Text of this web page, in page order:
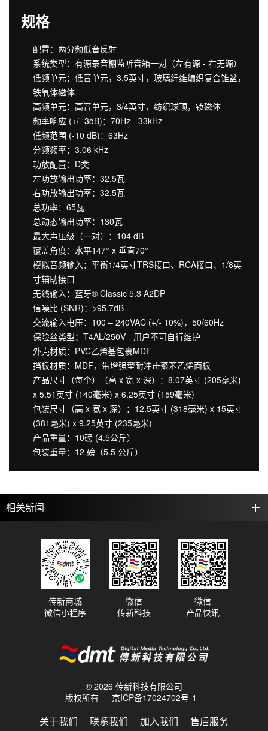
规格
配置：两分频低音反射
系统类型：有源录音棚监听音箱一对（左有源 - 右无源）
低频单元：低音单元，3.5英寸，玻璃纤维编织复合锥盆，
铁氧体磁体
高频单元：高音单元，3/4英寸，纺织球顶，钕磁体
频率响应 (+/- 3dB)：70Hz - 33kHz
低频范围 (-10 dB)：63Hz
分频频率：3.06 kHz
功放配置：D类
左功放输出功率：32.5瓦
右功放输出功率：32.5瓦
总功率：65瓦
总动态输出功率：130瓦
最大声压级（一对）：104 dB
覆盖角度：水平147° x 垂直70°
模拟音频输入：平衡1/4英寸TRS接口、RCA接口、1/8英
寸辅助接口
无线输入：蓝牙® Classic 5.3 A2DP
信噪比 (SNR)：>95.7dB
交流输入电压：100 – 240VAC (+/- 10%)，50/60Hz
保险丝类型：T4AL/250V - 用户不可自行维护
外壳材质：PVC乙烯基包裹MDF
挡板材质：MDF，带增强型耐冲击聚苯乙烯面板
产品尺寸（每个）（高 x 宽 x 深）：8.07英寸 (205毫米)
x 5.51英寸 (140毫米) x 6.25英寸 (159毫米)
包装尺寸（高 x 宽 x 深）：12.5英寸 (318毫米) x 15英寸
(381毫米) x 9.25英寸 (235毫米)
产品重量：10磅 (4.5公斤）
包装重量：12 磅（5.5 公斤）
相关新闻
© 2026 传新科技有限公司
版权所有
京ICP备17024702号-1
关于我们 联系我们 加入我们 售后服务
传新商城
微信小程序
微信
传新科技
微信
产品快讯